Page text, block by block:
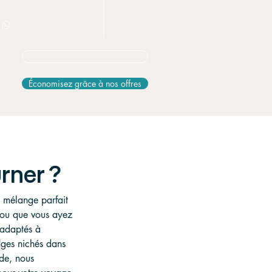
Économisez grâce à nos offres
?
mélange parfait
que vous ayez
à
nichés dans
nous